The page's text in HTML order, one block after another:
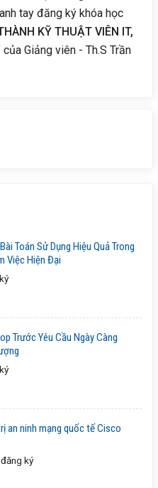
tay đăng ký khóa học
KỸ THUẬT VIÊN IT,
của Giảng viên - Th.S Trần
Toán Sử Dụng Hiệu Quả Trong
Việc Hiện Đại
Trước Yêu Cầu Ngày Càng
an ninh mạng quốc tế Cisco
đăng ký